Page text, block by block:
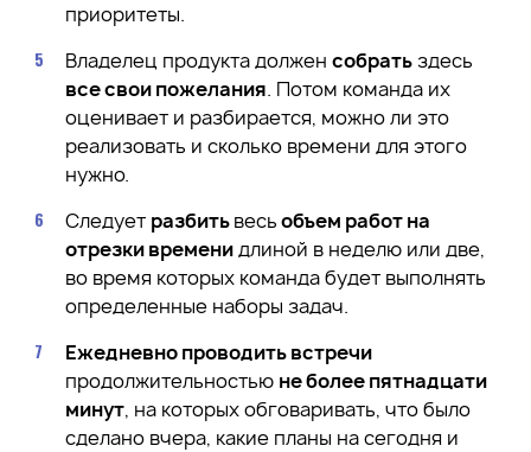
приоритеты.
Владелец продукта должен собрать здесь
все свои пожелания. Потом команда их
оценивает и разбирается, можно ли это
реализовать и сколько времени для этого
нужно.
Следует разбитьвесьобъем работ на
отрезки временидлиной в неделю или две,
во время которых команда будет выполнять
определенные наборы задач.
Ежедневно проводить встречи
продолжительностью не более пятнадцати
минут, на которых обговаривать, что было
сделано вчера, какие планы на сегодня и